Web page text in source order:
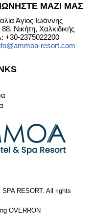
ΜΑΖΙ ΜΑΣ
Άγιος Ιωάννης
Νικήτη, Χαλκιδικής
+30-2375022200
resort.com
RESORT. All rights
OVERRON